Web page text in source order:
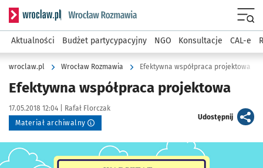
Serwis informacyjny wroclaw.pl podserwis: Rozmawia
Aktualności Budżet partycypacyjny NGO Konsultacje CAL-e
wroclaw.pl Wrocław Rozmawia Efektywna współpraca projektowa
Efektywna współpraca projektowa
Data publikacji:
17.05.2018 12:04 | Autor:
Rafał Florczak
Materiał archiwalny
Udostępnijartykuł
Kliknij, aby powiększyć